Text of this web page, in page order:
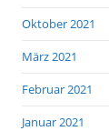
Oktober 2021
März 2021
Februar 2021
Januar 2021